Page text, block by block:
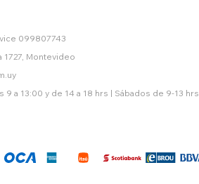
099807743
1727, Montevideo
9 a 13:00 y de 14 a 18 hrs | Sábados de 9-13 hrs